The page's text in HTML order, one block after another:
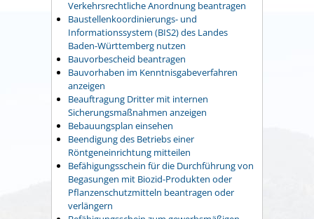
Verkehrsrechtliche Anordnung beantragen
Baustellenkoordinierungs- und
Informationssystem (BIS2) des Landes
Baden-Württemberg nutzen
Bauvorbescheid beantragen
Bauvorhaben im Kenntnisgabeverfahren
anzeigen
Beauftragung Dritter mit internen
Sicherungsmaßnahmen anzeigen
Bebauungsplan einsehen
Beendigung des Betriebs einer
Röntgeneinrichtung mitteilen
Befähigungsschein für die Durchführung von
Begasungen mit Biozid-Produkten oder
Pflanzenschutzmitteln beantragen oder
verlängern